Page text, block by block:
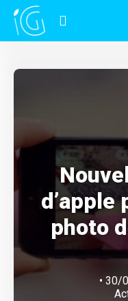
d’apple
photo
• 30/